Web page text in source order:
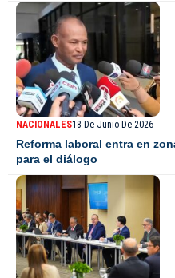
NACIONALES18 De Junio De 2026
Reforma laboral entra en
para el diálogo